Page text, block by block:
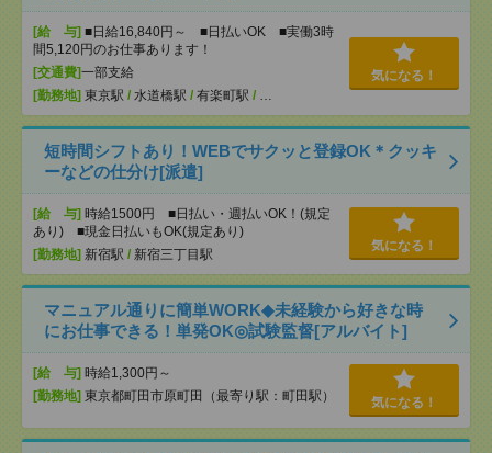
[給 与] ■日給16,840円～ ■日払いOK ■実働3時
間5,120円のお仕事あります！
[交通費]一部支給
[勤務地] 東京駅 / 水道橋駅 / 有楽町駅 / …
気になる！
短時間シフトあり！WEBでサクッと登録OK＊クッキ
ーなどの仕分け[派遣]
[給 与] 時給1500円 ■日払い・週払いOK！(規定
あり) ■現金日払いもOK(規定あり)
[勤務地] 新宿駅 / 新宿三丁目駅
気になる！
マニュアル通りに簡単WORK◆未経験から好きな時
にお仕事できる！単発OK◎試験監督[アルバイト]
[給 与] 時給1,300円～
[勤務地] 東京都町田市原町田（最寄り駅：町田駅） 気になる！